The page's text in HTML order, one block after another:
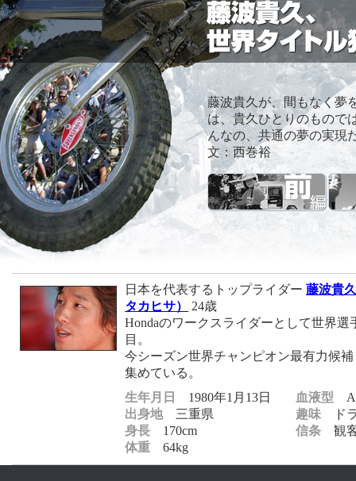
藤波貴久が、間もなく夢
は、貴久ひとりのもので
んなの、共通の夢の実現
文：西巻裕
日本を代表するトップライダー 藤波貴
タカヒサ）
24歳
Hondaのワークスライダーとして世界選
目。
今シーズン世界チャンピオン最有力候
集めている。
生年月日
1980年1月13日
出身地三重県
身長 170cm
体重 64kg
血液型
趣味 ド
信条 観